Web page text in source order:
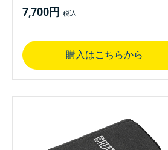
7,700円
購入はこちらから